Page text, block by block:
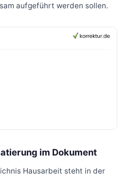
aufgeführt werden sollen.
im Dokument
Hausarbeit steht in der